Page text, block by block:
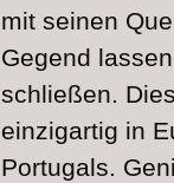
mit seinen
Gegend
schließen.
einzigartig in
Portugals.